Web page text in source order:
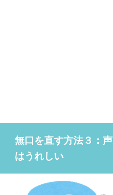
無口を直す方法３：
はうれしい